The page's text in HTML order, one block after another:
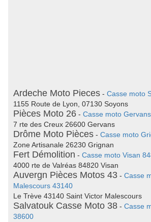
Ardeche Moto Pieces - Casse moto
1155 Route de Lyon, 07130 Soyons
Pièces Moto 26 - Casse moto
7 rte des Creux 26600 Gervans
Drôme Moto Pièces - Casse moto
Zone Artisanale 26230 Grignan
Fert Démolition - Casse moto Visan
4000 rte de Valréas 84820 Visan
Auvergn Pièces Motos 43 - Casse
Malescours 43140
Le Trève 43140 Saint Victor Malescours
Salvatouk Casse Moto 38 - Casse
38600